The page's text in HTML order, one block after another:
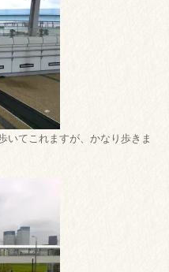
いてこれますが、かなり歩きま